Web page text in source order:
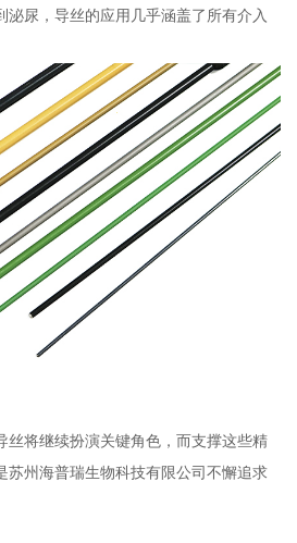
泌尿，导丝的应用几乎涵盖了所有介入
丝将继续扮演关键角色，而支撑这些精
苏州海普瑞生物科技有限公司不懈追求